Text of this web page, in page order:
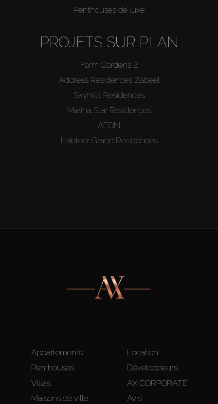
Penthouses de luxe
PROJETS SUR PLAN
Farm Gardens 2
Address Residences Zabeel
Skyhills Residences
Marina Star Residences
AEON
Habtoor Grand Residences
Appartements
Penthouses
Villas
Maisons de ville
Location
Développeurs
AX CORPORATE
Avis